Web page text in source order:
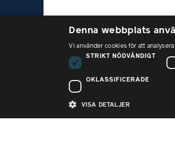
PTK är förhandlings- och
samverkansrådet som samlar över
Denna webbplats
Vi använder cookies för att
STRIKT NÖDVÄNDIGT
OKLASSIFICERADE
VISA DETALJER